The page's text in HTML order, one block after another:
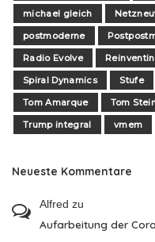
michael gleich
postmoderne
Radio Evolve
Spiral Dynamics
Stufe
Tom Amarque
Tom
Trump integral
vmem
Neueste Kommentare
Alfred zu
Aufarbeitung der